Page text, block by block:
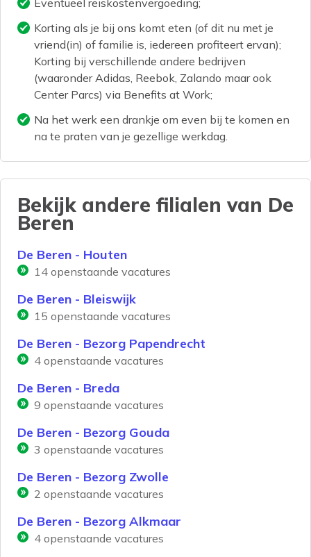
Eventueel reiskostenvergoeding;
Korting als je bij ons komt eten (of dit nu met je
vriend(in) of familie is, iedereen profiteert ervan);
Korting bij verschillende andere bedrijven
(waaronder Adidas, Reebok, Zalando maar ook
Center Parcs) via Benefits at Work;
Na het werk een drankje om even bij te komen en
na te praten van je gezellige werkdag.
Bekijk andere filialen van De
Beren
De Beren - Houten
14 openstaande vacatures
De Beren - Bleiswijk
15 openstaande vacatures
De Beren - Bezorg Papendrecht
4 openstaande vacatures
De Beren - Breda
9 openstaande vacatures
De Beren - Bezorg Gouda
3 openstaande vacatures
De Beren - Bezorg Zwolle
2 openstaande vacatures
De Beren - Bezorg Alkmaar
4 openstaande vacatures